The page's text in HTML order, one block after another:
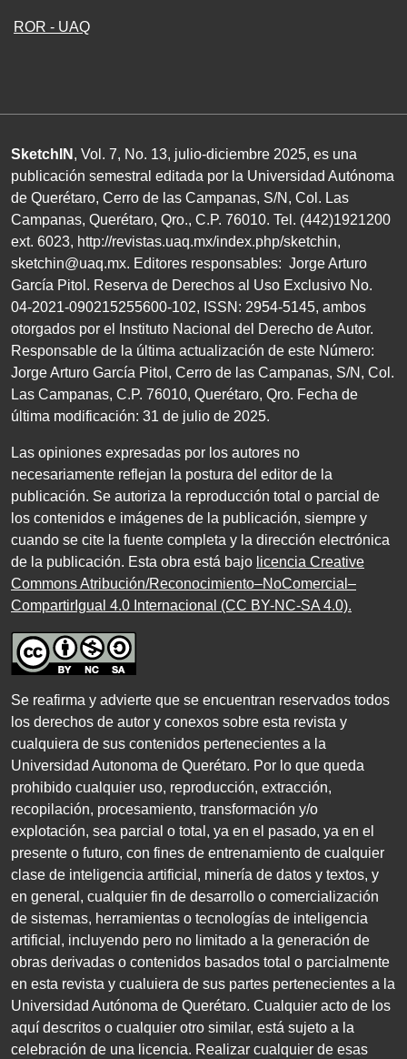
ROR - UAQ
SketchIN , Vol. 7, No. 13, julio-diciembre 2025, es una
publicación semestral editada por la Universidad Autónoma
de Querétaro, Cerro de las Campanas, S/N , Col. Las
Campanas, Querétaro, Qro., C.P. 76010. Tel. (442)1921200
ext. 6023, http://revistas.uaq.mx/index.php/sketchin,
sketchin@uaq.mx. Editores responsables: Jorge Arturo
García Pitol. Reserva de Derechos al Uso Exclusivo No.
04-2021-090215255600-102, ISSN : 2954-5145, ambos
otorgados por el Instituto Nacional del Derecho de Autor.
Responsable de la última actualización de este Número:
Jorge Arturo García Pitol, Cerro de las Campanas, S/N , Col.
Las Campanas, C.P. 76010, Querétaro, Qro. Fecha de
última modificación: 31 de julio de 2025.
Las opiniones expresadas por los autores no
necesariamente reflejan la postura del editor de la
publicación. Se autoriza la reproducción total o parcial de
los contenidos e imágenes de la publicación, siempre y
cuando se cite la fuente completa y la dirección electrónica
de la publicación. Esta obra está bajo licencia Creative
Commons Atribución/Reconocimiento–NoComercial–
CompartirIgual 4.0 Internacional (CC BY-NC-SA 4.0).
Se reafirma y advierte que se encuentran reservados todos
los derechos de autor y conexos sobre esta revista y
cualquiera de sus contenidos pertenecientes a la
Universidad Autonoma de Querétaro. Por lo que queda
prohibido cualquier uso, reproducción, extracción,
recopilación, procesamiento, transformación y/o
explotación, sea parcial o total, ya en el pasado, ya en el
presente o futuro, con fines de entrenamiento de cualquier
clase de inteligencia artificial, minería de datos y textos, y
en general, cualquier fin de desarrollo o comercialización
de sistemas, herramientas o tecnologías de inteligencia
artificial, incluyendo pero no limitado a la generación de
obras derivadas o contenidos basados total o parcialmente
en esta revista y cualuiera de sus partes pertenecientes a la
Universidad Autónoma de Querétaro. Cualquier acto de los
aquí descritos o cualquier otro similar, está sujeto a la
celebración de una licencia. Realizar cualquier de esas